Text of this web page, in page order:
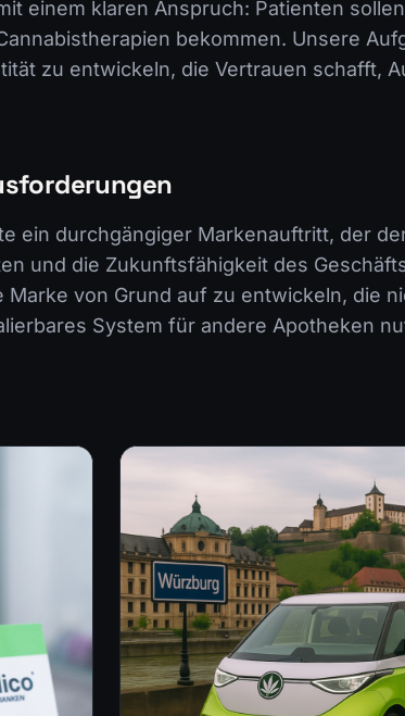
einem klaren Anspruch: Patienten
bekommen. Unsere
zu entwickeln, die Vertrauen schafft,
ein durchgängiger Markenauftritt, der
und die Zukunftsfähigkeit des
Marke von Grund auf zu entwickeln, die
System für andere Apotheken